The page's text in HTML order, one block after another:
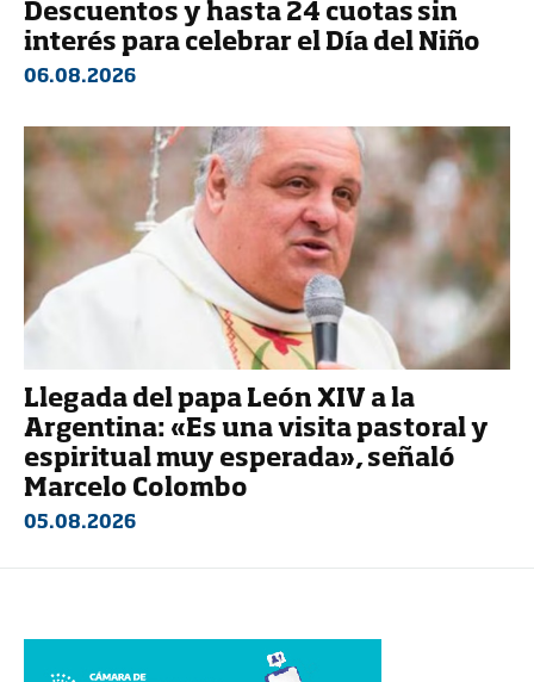
Descuentos y hasta 24 cuotas sin
interés para celebrar el Día del Niño
06.08.2026
Llegada del papa León XIV a la
Argentina: «Es una visita pastoral y
espiritual muy esperada», señaló
Marcelo Colombo
05.08.2026